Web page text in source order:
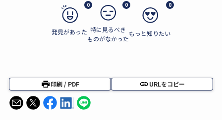
0
発見があった
0
特に見るべき
ものがなかった
0
もっと知りたい
印刷 / PDF URLをコピー